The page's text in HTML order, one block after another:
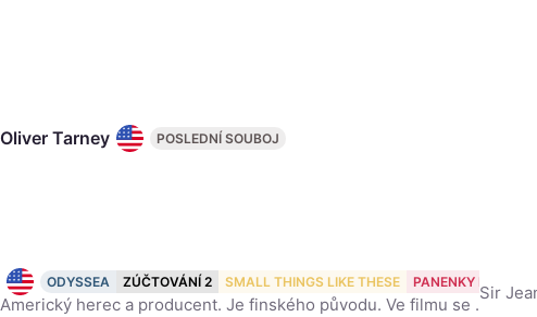
Oliver Tarney POSLEDNÍ SOUBOJ
Matt Damon, 55
ODYSSEA ZÚČTOVÁNÍ 2 SMALL THINGS LIKE THESE PANENKY NA
Americký herec a producent. Je finského původu. Ve filmu se poprvé objevil v roce 1988 ve snímku Být dobrou matkou. Všeobecně známým se stal až po boku Bena Afflecka ve filmu Dobrý Will Hunting, ke kte
Sir